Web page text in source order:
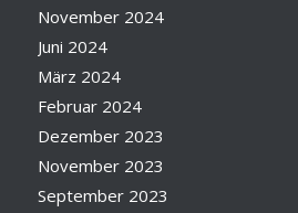
November 2024
Juni 2024
März 2024
Februar 2024
Dezember 2023
November 2023
September 2023